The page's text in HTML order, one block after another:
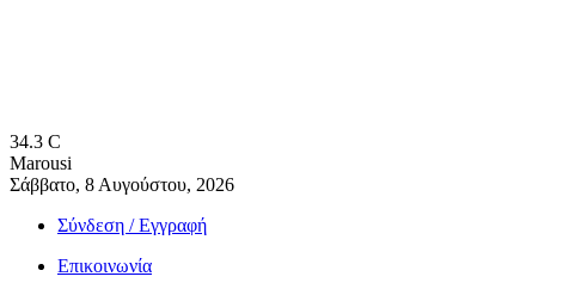
34.3 C
Marousi
Σάββατο, 8 Αυγούστου, 2026
Σύνδεση / Εγγραφή
Επικοινωνία